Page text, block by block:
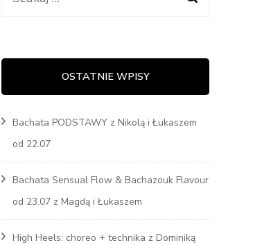
OSTATNIE WPISY
Bachata PODSTAWY z Nikolą i Łukaszem
od 22.07
Bachata Sensual Flow & Bachazouk Flavour
od 23.07 z Magdą i Łukaszem
High Heels: choreo + technika z Dominiką